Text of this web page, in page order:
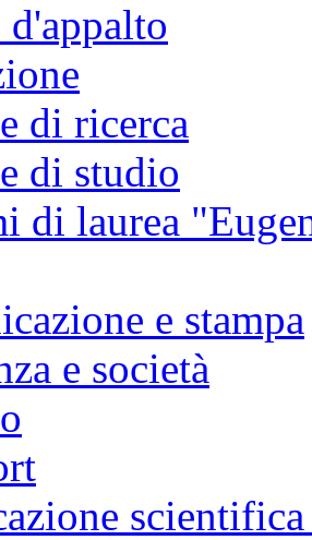
d'appalto
di ricerca
di studio
di laurea
e stampa
e società